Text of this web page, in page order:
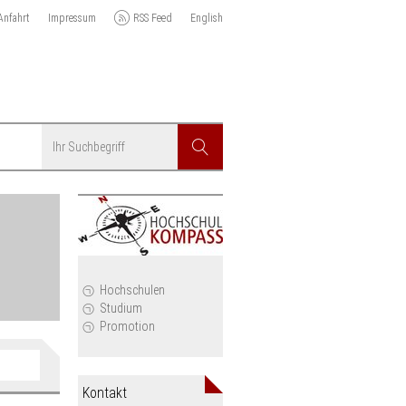
Impressum RSS Feed English
Suchen
Hochschulen
Studium
Promotion
Kontakt